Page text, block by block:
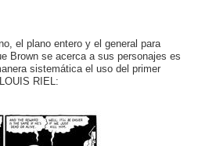
el plano entero y el general para
Brown se acerca a sus personajes es
sistemática el uso del primer
RIEL: